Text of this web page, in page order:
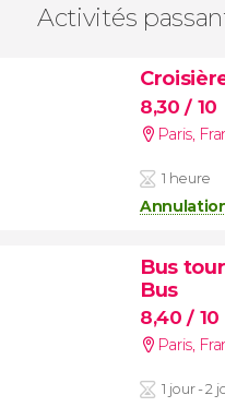
Activités
8,30/ 10
Paris,
1 heure
Bus
Bus
8,40/ 10
Paris,
1 jour - 2